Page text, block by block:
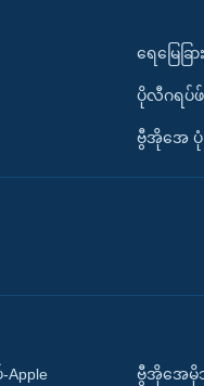
ရေမြေခြ
ပိုလီဂရပ်
ဗွီအိုအေ ပုံ
ဗွီအိုအေမို